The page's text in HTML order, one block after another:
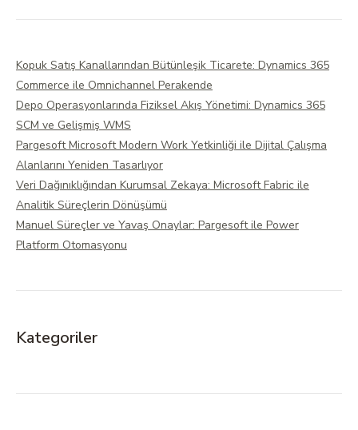
Kopuk Satış Kanallarından Bütünleşik Ticarete: Dynamics 365
Commerce ile Omnichannel Perakende
Depo Operasyonlarında Fiziksel Akış Yönetimi: Dynamics 365
SCM ve Gelişmiş WMS
Pargesoft Microsoft Modern Work Yetkinliği ile Dijital Çalışma
Alanlarını Yeniden Tasarlıyor
Veri Dağınıklığından Kurumsal Zekaya: Microsoft Fabric ile
Analitik Süreçlerin Dönüşümü
Manuel Süreçler ve Yavaş Onaylar: Pargesoft ile Power
Platform Otomasyonu
Kategoriler